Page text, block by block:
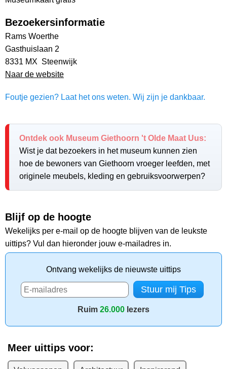
Bezoekersinformatie
Rams Woerthe
Gasthuislaan 2
8331 MX Steenwijk
Naar de website
Foutje gezien? Laat het ons weten. Wij zijn je dankbaar.
Ontdek ook Museum Giethoorn 't Olde Maat Uus:
Wist je dat bezoekers in het museum kunnen zien
hoe de bewoners van Giethoorn vroeger leefden, met
originele meubels, kleding en gebruiksvoorwerpen?
Blijf op de hoogte
Wekelijks per e-mail op de hoogte blijven van de leukste
uittips? Vul dan hieronder jouw e-mailadres in.
Ontvang wekelijks de nieuwste uittips
Ruim 26.000 lezers
Meer uittips voor: